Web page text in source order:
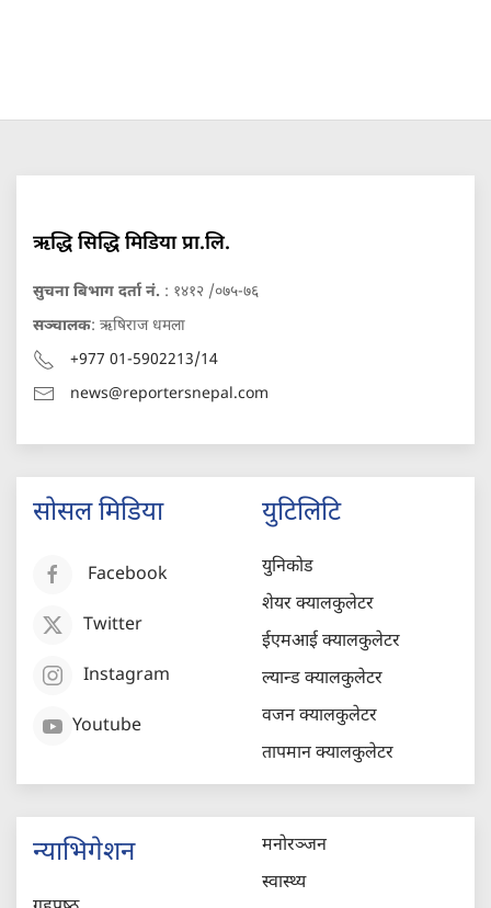
ऋद्धि सिद्धि मिडिया प्रा.लि.
सुचना बिभाग दर्ता नं. : १४१२ /०७५-७६
सञ्चालक: ऋषिराज धमला
+977 01-5902213/14
news@reportersnepal.com
सोसल मिडिया
Facebook
Twitter
Instagram
Youtube
युटिलिटि
युनिकोड
शेयर क्यालकुलेटर
ईएमआई क्यालकुलेटर
ल्यान्ड क्यालकुलेटर
वजन क्यालकुलेटर
तापमान क्यालकुलेटर
न्याभिगेशन
मनोरञ्जन
स्वास्थ्य